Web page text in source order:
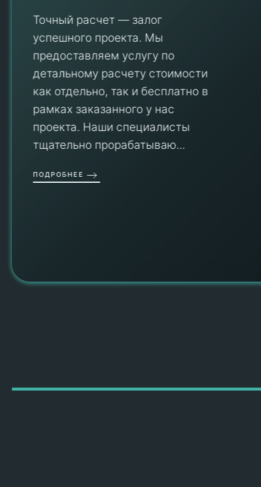
Точный расчет — залог
успешного проекта. Мы
предоставляем услугу по
детальному расчету стоимости
как отдельно, так и бесплатно в
рамках заказанного у нас
проекта. Наши специалисты
тщательно прорабатываю...
ПОДРОБНЕЕ